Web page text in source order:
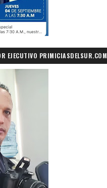
EJECUTIVO PRIMICIASDELSUR.COM